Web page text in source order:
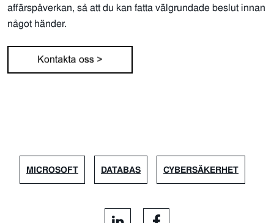
affärspåverkan, så att du kan fatta välgrundade beslut innan
något händer.
MICROSOFT DATABAS CYBERSÄKERHET